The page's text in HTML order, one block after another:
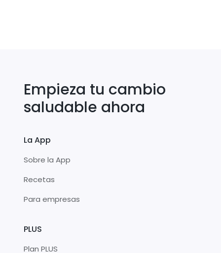
Empieza tu cambio
saludable ahora
La App
Sobre la App
Recetas
Para empresas
PLUS
Plan PLUS